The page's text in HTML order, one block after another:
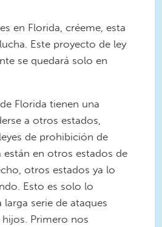
en Florida, créeme, esta
Este proyecto de ley
se quedará solo en
Florida tienen una
a otros estados,
de prohibición de
están en otros estados de
otros estados ya lo
Esto es solo lo
larga serie de ataques
Primero nos